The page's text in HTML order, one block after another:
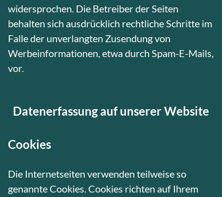
widersprochen. Die Betreiber der Seiten
behalten sich ausdrücklich rechtliche Schritte im
Falle der unverlangten Zusendung von
Werbeinformationen, etwa durch Spam-E-Mails,
vor.
Datenerfassung auf unserer Website
Cookies
Die Internetseiten verwenden teilweise so
genannte Cookies. Cookies richten auf Ihrem